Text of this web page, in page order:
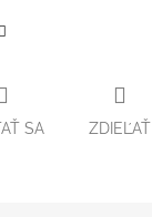
SA ZDIEĽAŤ